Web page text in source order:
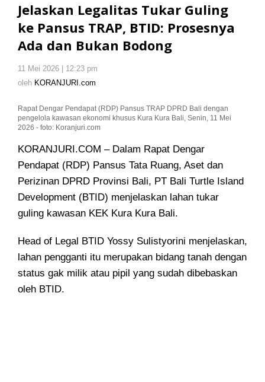
Guling
ke
Pansus
dan
Bukan
Jelaskan Legalitas Tukar Guling
ke Pansus TRAP, BTID: Prosesnya
Ada dan Bukan Bodong
11 Mei 2026 | 12:23 pm
oleh KORANJURI.com
Rapat Dengar Pendapat (RDP) Pansus TRAP DPRD Bali dengan
pengelola kawasan ekonomi khusus Kura Kura Bali, Senin, 11 Mei
2026 - foto: Koranjuri.com
KORANJURI.COM – Dalam Rapat Dengar
Pendapat (RDP) Pansus Tata Ruang, Aset dan
Perizinan DPRD Provinsi Bali, PT Bali Turtle Island
Development (BTID) menjelaskan lahan tukar
guling kawasan KEK Kura Kura Bali.
Head of Legal BTID Yossy Sulistyorini menjelaskan,
lahan pengganti itu merupakan bidang tanah dengan
status gak milik atau pipil yang sudah dibebaskan
oleh BTID.